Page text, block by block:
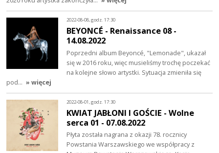
2022-08-08, godz. 17:30
BEYONCÉ - Renaissance 08 -
14.08.2022
Poprzedni album Beyoncé, "Lemonade", ukazał
się w 2016 roku, więc musieliśmy trochę poczekać
na kolejne słowo artystki. Sytuacja zmieniła się
pod… » więcej
2022-08-01, godz. 17:30
KWIAT JABŁONI I GOŚCIE - Wolne
serca 01 - 07.08.2022
Płyta została nagrana z okazji 78. rocznicy
Powstania Warszawskiego we współpracy z